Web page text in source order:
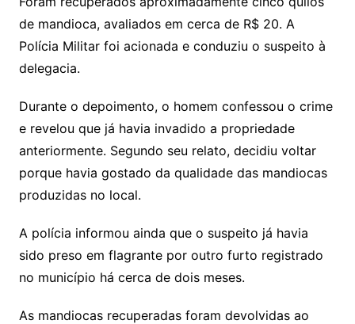
de mandioca, avaliados em cerca de R$ 20. A
Polícia Militar foi acionada e conduziu o suspeito à
delegacia.
Durante o depoimento, o homem confessou o crime
e revelou que já havia invadido a propriedade
anteriormente. Segundo seu relato, decidiu voltar
porque havia gostado da qualidade das mandiocas
produzidas no local.
A polícia informou ainda que o suspeito já havia
sido preso em flagrante por outro furto registrado
no município há cerca de dois meses.
As mandiocas recuperadas foram devolvidas ao